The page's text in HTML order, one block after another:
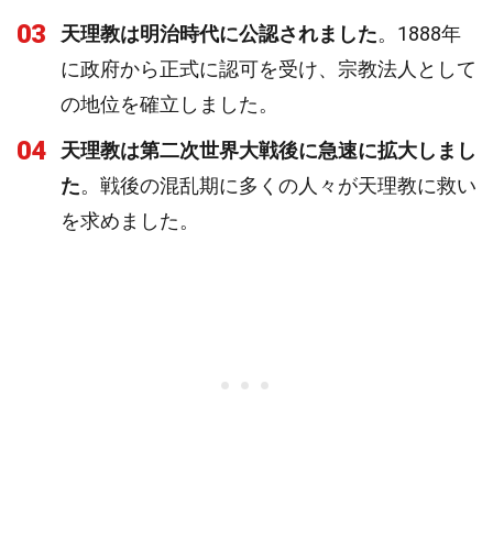
03 天理教は明治時代に公認されました。1888年
に政府から正式に認可を受け、宗教法人として
の地位を確立しました。
04
天理教は第二次世界大戦後に急速に拡大しまし
た。戦後の混乱期に多くの人々が天理教に救い
を求めました。